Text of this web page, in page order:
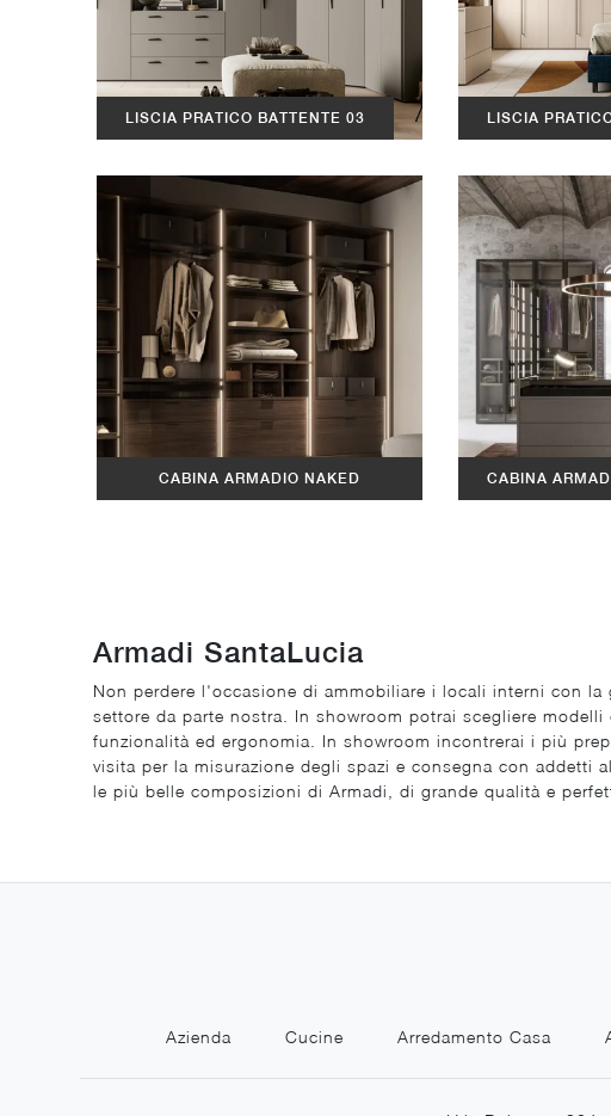
LISCIA PRATICO BATTENTE 03 LISCIA
CABINA ARMADIO NAKED CABINA
Armadi SantaLucia
Non perdere l'occasione di ammobiliare i locali interni con la
settore da parte nostra. In showroom potrai scegliere
funzionalità ed ergonomia. In showroom incontrerai i più
visita per la misurazione degli spazi e consegna con addetti
le più belle composizioni di Armadi, di grande qualità e
Azienda Cucine Arredamento Casa